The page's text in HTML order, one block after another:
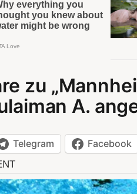
zu
A.
Telegram Facebook